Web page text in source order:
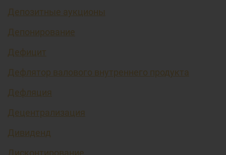
Депозитные аукционы
Депонирование
Дефицит
Дефлятор валового внутреннего продукта
Дефляция
Децентрализация
Дивиденд
Дисконтирование